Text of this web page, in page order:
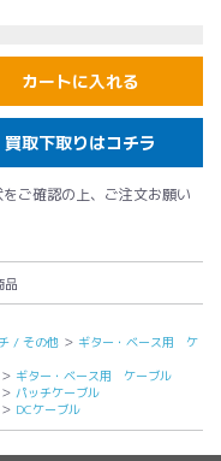
カートに入れる
買取下取りはコチラ
ご確認の上、ご注文お願い
品
/ その他 ＞ ギター・ベース用 ケ
＞ ギター・ベース用 ケーブル
＞ パッチケーブル
＞ DCケーブル